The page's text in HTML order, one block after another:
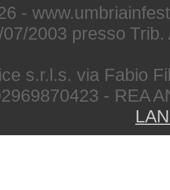
-
07/2003 presso
s.r.l.s. via Fabio
- REA